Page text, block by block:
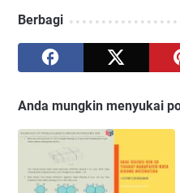
Berbagi
Anda mungkin menyukai